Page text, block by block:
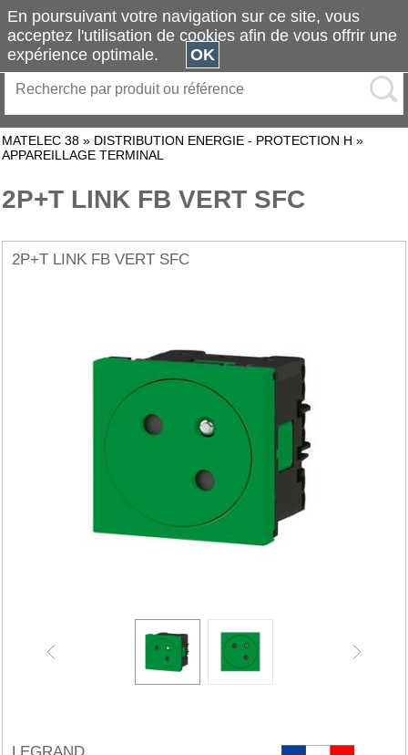
MATELEC 38 » DISTRIBUTION ENERGIE - PROTECTION H »
APPAREILLAGE TERMINAL
2P+T LINK FB VERT SFC
2P+T LINK FB VERT SFC
En poursuivant votre navigation sur ce site, vous
acceptez l'utilisation de cookies afin de vous offrir une
expérience optimale.
OK